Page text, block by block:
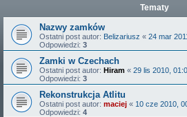
Tematy
Nazwy zamków
Ostatni post autor: Belizariusz « 24 mar
Odpowiedzi: 3
Zamki w Czechach
Ostatni post autor: Hiram « 29 lis 2010,
Odpowiedzi: 3
Rekonstrukcja Atlitu
Ostatni post autor: maciej « 10 cze 2010,
Odpowiedzi: 4